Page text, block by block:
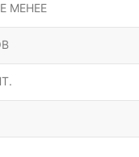
МЕНЕЕ